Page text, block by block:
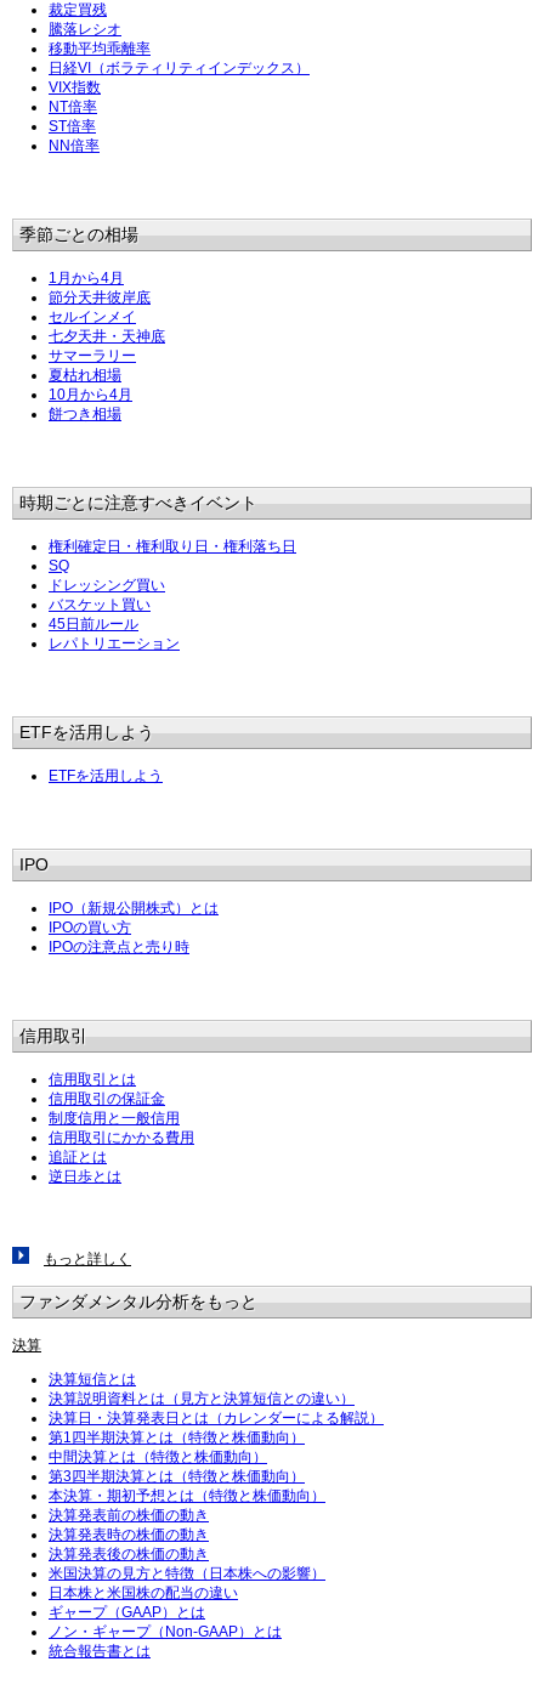
裁定買残
騰落レシオ
移動平均乖離率
日経VI（ボラティリティインデックス）
VIX指数
NT倍率
ST倍率
NN倍率
季節ごとの相場
1月から4月
節分天井彼岸底
セルインメイ
七夕天井・天神底
サマーラリー
夏枯れ相場
10月から4月
餅つき相場
時期ごとに注意すべきイベント
権利確定日・権利取り日・権利落ち日
SQ
ドレッシング買い
バスケット買い
45日前ルール
レパトリエーション
ETFを活用しよう
ETFを活用しよう
IPO
IPO（新規公開株式）とは
IPOの買い方
IPOの注意点と売り時
信用取引
信用取引とは
信用取引の保証金
制度信用と一般信用
信用取引にかかる費用
追証とは
逆日歩とは
もっと詳しく
ファンダメンタル分析をもっと
決算
決算短信とは
決算説明資料とは（見方と決算短信との違い）
決算日・決算発表日とは（カレンダーによる解説）
第1四半期決算とは（特徴と株価動向）
中間決算とは（特徴と株価動向）
第3四半期決算とは（特徴と株価動向）
本決算・期初予想とは（特徴と株価動向）
決算発表前の株価の動き
決算発表時の株価の動き
決算発表後の株価の動き
米国決算の見方と特徴（日本株への影響）
日本株と米国株の配当の違い
ギャープ（GAAP）とは
ノン・ギャープ（Non-GAAP）とは
統合報告書とは